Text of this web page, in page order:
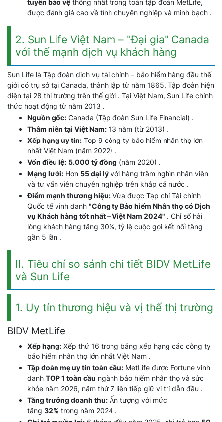
tuyến bảo vệ thống nhất trong toàn tập đoàn MetLife,
được đánh giá cao về tính chuyên nghiệp và minh bạch .
2. Sun Life Việt Nam – "Đại gia" Canada
với thế mạnh dịch vụ khách hàng
Sun Life là Tập đoàn dịch vụ tài chính – bảo hiểm hàng đầu thế
giới có trụ sở tại Canada, thành lập từ năm 1865. Tập đoàn hiện
diện tại 28 thị trường trên thế giới . Tại Việt Nam, Sun Life chính
thức hoạt động từ năm 2013 .
Nguồn gốc: Canada (Tập đoàn Sun Life Financial) .
Thâm niên tại Việt Nam: 13 năm (từ 2013) .
Xếp hạng uy tín: Top 9 công ty bảo hiểm nhân thọ lớn
nhất Việt Nam (năm 2022) .
Vốn điều lệ: 5.000 tỷ đồng (năm 2020) .
Mạng lưới: Hơn 55 đại lý với hàng trăm nghìn nhân viên
và tư vấn viên chuyên nghiệp trên khắp cả nước .
Điểm mạnh thương hiệu: Vừa được Tạp chí Tài chính
Quốc tế vinh danh "Công ty Bảo hiểm Nhân thọ có Dịch
vụ Khách hàng tốt nhất – Việt Nam 2024" . Chỉ số hài
lòng khách hàng tăng 30%, tỷ lệ cuộc gọi kết nối tăng
gần 5 lần .
II. Tiêu chí so sánh chi tiết BIDV MetLife
và Sun Life
1. Uy tín thương hiệu và vị thế thị trường
BIDV MetLife
Xếp hạng: Xếp thứ 16 trong bảng xếp hạng các công ty
bảo hiểm nhân thọ lớn nhất Việt Nam .
Tập đoàn mẹ uy tín toàn cầu: MetLife được Fortune vinh
danh TOP 1 toàn cầu ngành bảo hiểm nhân thọ và sức
khỏe năm 2026, năm thứ 7 liên tiếp giữ vị trí dẫn đầu .
Tăng trưởng doanh thu: Ấn tượng với mức
tăng 32% trong năm 2024 .